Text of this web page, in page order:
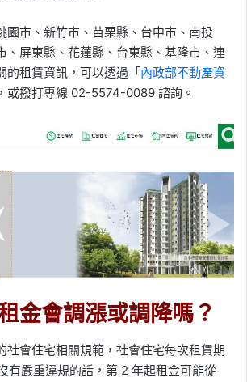
園市、新竹市、苗栗縣、台中市、南投
、屏東縣、花蓮縣、台東縣、基隆市、連
的租賃資訊，可以透過「內政部不動產資
或撥打專線 02-5574-0089 諮詢。
金會調漲或調降嗎？
社會住宅相關規範，社會住宅每次租賃期
有嚴重違規的話，第 2 年起租金可能從